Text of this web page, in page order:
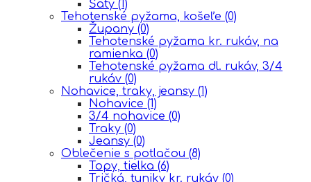
Šaty (1)
Tehotenské pyžama, košeľe (0)
Župany (0)
Tehotenské pyžama kr. rukáv, na
ramienka (0)
Tehotenské pyžama dl. rukáv, 3/4
rukáv (0)
Nohavice, traky, jeansy (1)
Nohavice (1)
3/4 nohavice (0)
Traky (0)
Jeansy (0)
Oblečenie s potlačou (8)
Topy, tielka (6)
Tričká, tuniky kr. rukáv (0)